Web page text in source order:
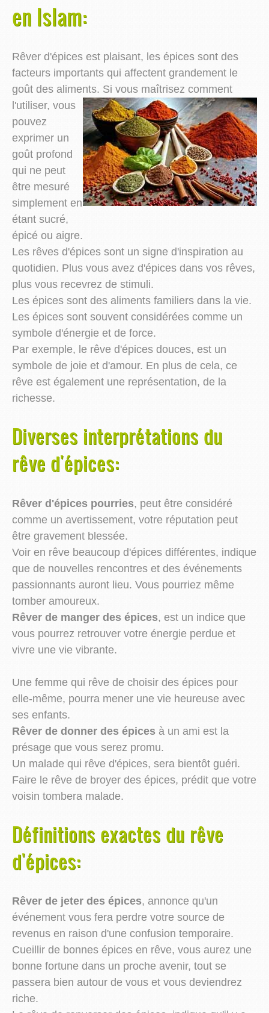
en Islam:
Rêver d'épices est plaisant, les épices sont des
facteurs importants qui affectent grandement le
goût des aliments. Si vous maîtrisez comment
l'utiliser, vous
pouvez
exprimer un
goût profond
qui ne peut
être mesuré
simplement en
étant sucré,
épicé ou aigre.
Les rêves d'épices sont un signe d'inspiration au
quotidien. Plus vous avez d'épices dans vos rêves,
plus vous recevrez de stimuli.
Les épices sont des aliments familiers dans la vie.
Les épices sont souvent considérées comme un
symbole d'énergie et de force.
Par exemple, le rêve d'épices douces, est un
symbole de joie et d'amour. En plus de cela, ce
rêve est également une représentation, de la
richesse.
Diverses interprétations du
rêve d'épices:
Rêver d'épices pourries, peut être considéré
comme un avertissement, votre réputation peut
être gravement blessée.
Voir en rêve beaucoup d'épices différentes, indique
que de nouvelles rencontres et des événements
passionnants auront lieu. Vous pourriez même
tomber amoureux.
Rêver de manger des épices, est un indice que
vous pourrez retrouver votre énergie perdue et
vivre une vie vibrante.
Une femme qui rêve de choisir des épices pour
elle-même, pourra mener une vie heureuse avec
ses enfants.
Rêver de donner des épices à un ami est la
présage que vous serez promu.
Un malade qui rêve d'épices, sera bientôt guéri.
Faire le rêve de broyer des épices, prédit que votre
voisin tombera malade.
Définitions exactes du rêve
d'épices:
Rêver de jeter des épices, annonce qu'un
événement vous fera perdre votre source de
revenus en raison d'une confusion temporaire.
Cueillir de bonnes épices en rêve, vous aurez une
bonne fortune dans un proche avenir, tout se
passera bien autour de vous et vous deviendrez
riche.